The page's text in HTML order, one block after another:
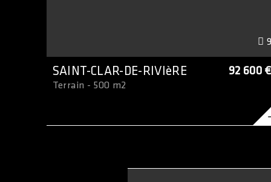
SAINT-CLAR-DE-RIVIèRE 92 600 €
Terrain - 500 m2
9